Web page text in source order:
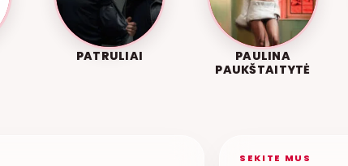
PATRULIAI
PAULINA
PAUKŠTAITYTĖ
SEKITE MUS